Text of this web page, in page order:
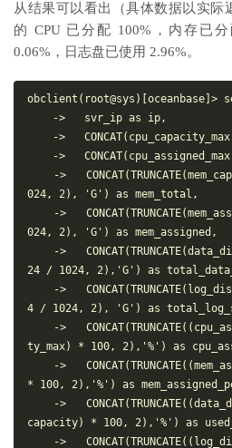
从结果可以看出（具体数据以实际
的 CPU 已分配 100%，内存已
0.06%，日志盘已使用 2.96%。
obclient(root@sys)[oceanbase]>
->   svr_ip as ip,
->
->
->
024, 2), 'G') as mem_total,
->
024, 2), 'G') as mem_assigned,
->
24 / 1024, 2),'G') as
->
4 / 1024, 2), 'G') as
->
ty_max) * 100, 2),'%') as
->
* 100, 2),'%') as
->
capacity) * 100, 2),'%') as
->